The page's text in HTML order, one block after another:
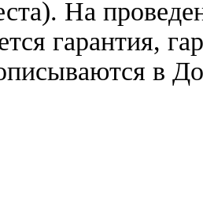
На
гарантия,
в